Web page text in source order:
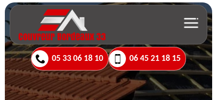
05 33 06 18 10 06 45 21 18 15